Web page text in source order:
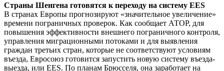
Cтраны Шенгена готовятся к переходу на систему ЕЕS
В странах Европы прогнозируют «значительное увеличение»
времени пограничных проверок. Как сообщает АТОР, для
повышения эффективности внешнего пограничного контроля,
управления миграционными потоками и для выявления
граждан третьих стран, которые не соответствуют условиям
въезда, Евросоюз готовится запустить новую систему въезда-
выезда, или EES. По планам Брюсселя, она заработает на